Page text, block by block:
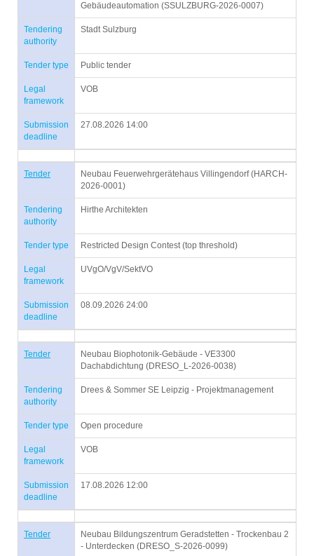
Gebäudeautomation (SSULZBURG-2026-0007)
Tendering
authority
Stadt Sulzburg
Tender type Public tender
Legal
framework
VOB
Submission
deadline
27.08.2026 14:00
Tender
Neubau Feuerwehrgerätehaus Villingendorf (HARCH-
2026-0001)
Tendering
authority
Hirthe Architekten
Tender type Restricted Design Contest (top threshold)
Legal
framework
UVgO/VgV/SektVO
Submission
deadline
08.09.2026 24:00
Tender
Neubau Biophotonik-Gebäude - VE3300
Dachabdichtung (DRESO_L-2026-0038)
Tendering
authority
Drees & Sommer SE Leipzig - Projektmanagement
Tender type Open procedure
Legal
framework
VOB
Submission
deadline
17.08.2026 12:00
Tender
Neubau Bildungszentrum Geradstetten - Trockenbau 2
- Unterdecken (DRESO_S-2026-0099)